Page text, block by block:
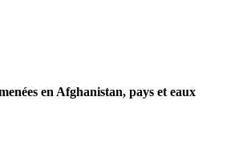
en Afghanistan, pays et eaux